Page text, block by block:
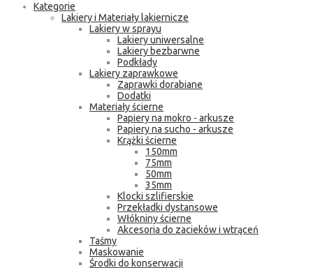
Kategorie
Lakiery i Materiały lakiernicze
Lakiery w sprayu
Lakiery uniwersalne
Lakiery bezbarwne
Podkłady
Lakiery zaprawkowe
Zaprawki dorabiane
Dodatki
Materiały ścierne
Papiery na mokro - arkusze
Papiery na sucho - arkusze
Krążki ścierne
150mm
75mm
50mm
35mm
Klocki szlifierskie
Przekładki dystansowe
Włókniny ścierne
Akcesoria do zacieków i wtrąceń
Taśmy
Maskowanie
Środki do konserwacji